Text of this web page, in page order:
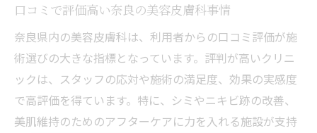
口コミで評価高い奈良の美容皮膚科事情
奈良県内の美容皮膚科は、利用者からの口コミ評価が施
術選びの大きな指標となっています。評判が高いクリニ
ックは、スタッフの応対や施術の満足度、効果の実感度
で高評価を得ています。特に、シミやニキビ跡の改善、
美肌維持のためのアフターケアに力を入れる施設が支持